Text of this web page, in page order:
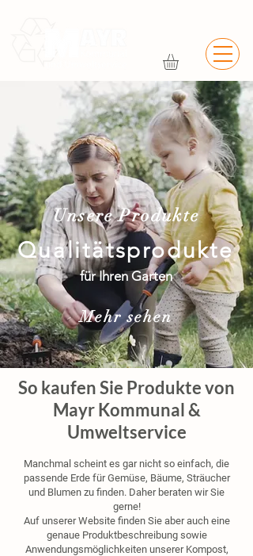
Unsere Produkte
Qualitätsprodukte
für Ihren Garten
Mehr sehen
So kaufen Sie Produkte von
Mayr Kommunal &
Umweltservice
Manchmal scheint es gar nicht so einfach, die
passende Erde für Gemüse, Bäume, Sträucher
und Blumen zu finden. Daher beraten wir Sie
gerne!
Auf unserer Website finden Sie aber auch eine
genaue Produktbeschreibung sowie
Anwendungsmöglichkeiten unserer Kompost,